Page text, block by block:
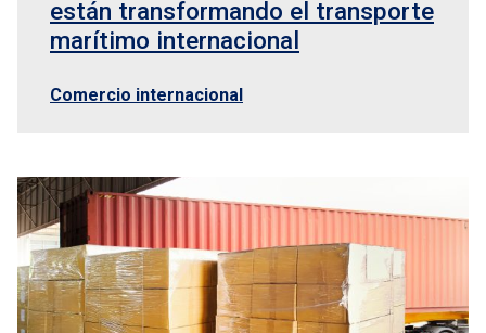
están transformando el transporte
marítimo internacional
Comercio internacional